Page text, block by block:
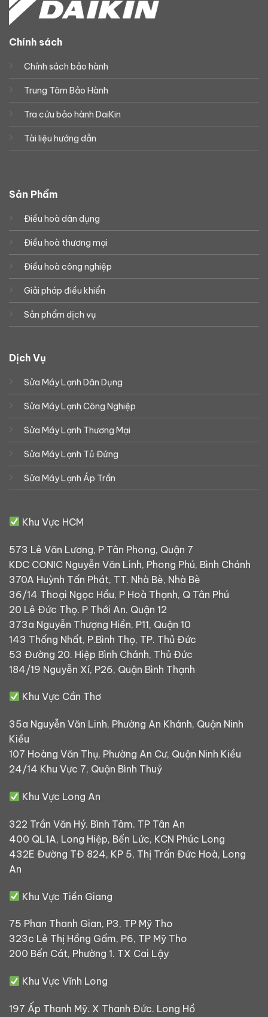
Chính sách
Chính sách bảo hành
Trung Tâm Bảo Hành
Tra cứu bảo hành DaiKin
Tài liệu hướng dẫn
Sản Phẩm
Điều hoà dân dụng
Điều hoà thương mại
Điều hoà công nghiệp
Giải pháp điều khiển
Sản phẩm dịch vụ
Dịch Vụ
Sửa Máy Lạnh Dân Dụng
Sửa Máy Lạnh Công Nghiệp
Sửa Máy Lạnh Thương Mại
Sửa Máy Lạnh Tủ Đứng
Sửa Máy Lạnh Áp Trần
Khu Vực HCM
573 Lê Văn Lương, P Tân Phong, Quận 7
KDC CONIC Nguyễn Văn Linh, Phong Phú, Bình Chánh
370A Huỳnh Tấn Phát, TT. Nhà Bè, Nhà Bè
36/14 Thoại Ngọc Hầu, P Hoà Thạnh, Q Tân Phú
20 Lê Đức Thọ. P Thới An. Quận 12
373a Nguyễn Thượng Hiền, P11, Quận 10
143 Thống Nhất, P.Bình Thọ, TP. Thủ Đức
53 Đường 20. Hiệp Bình Chánh, Thủ Đức
184/19 Nguyễn Xí, P26, Quận Bình Thạnh
Khu Vực Cần Thơ
35a Nguyễn Văn Linh, Phường An Khánh, Quận Ninh
Kiều
107 Hoàng Văn Thụ, Phường An Cư, Quận Ninh Kiều
24/14 Khu Vực 7, Quận Bình Thuỷ
Khu Vực Long An
322 Trần Văn Hý. Bình Tâm. TP Tân An
400 QL1A, Long Hiệp, Bến Lức, KCN Phúc Long
432E Đường TĐ 824, KP 5, Thị Trấn Đức Hoà, Long
An
Khu Vực Tiền Giang
75 Phan Thanh Gian, P3, TP Mỹ Tho
323c Lê Thị Hồng Gấm, P6, TP Mỹ Tho
200 Bến Cát, Phường 1. TX Cai Lậy
Khu Vực Vĩnh Long
197 Ấp Thanh Mỹ. X Thanh Đức. Long Hồ